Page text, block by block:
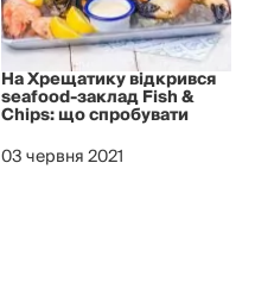
На Хрещатику відкрився
seafood-заклад Fish &
Chips: що спробувати
03 червня 2021